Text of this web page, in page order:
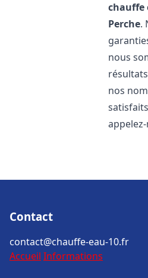
chauffe
Perche.
nous
nos
Contact
contact@chauffe-eau-10.fr
Accueil Informations